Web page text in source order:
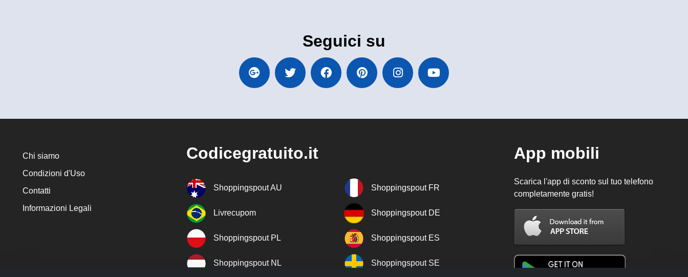
Seguici su
Chi siamo
Condizioni d'Uso
Contatti
Informazioni Legali
Codicegratuito.it
Shoppingspout AU Shoppingspout FR
Livrecupom Shoppingspout DE
Shoppingspout PL Shoppingspout ES
Shoppingspout NL Shoppingspout SE
App mobili
Scarica l'app di sconto sul tuo telefono
completamente gratis!